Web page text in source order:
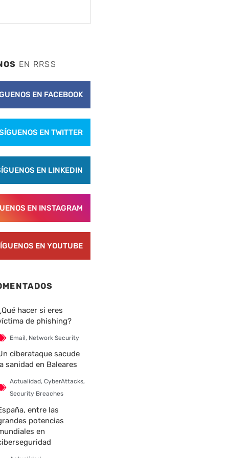
EN RRSS
EN FACEBOOK
EN TWITTER
EN LINKEDIN
EN INSTAGRAM
EN YOUTUBE
hacer si eres
de phishing?
Email, Network Security
ciberataque sacude
sanidad en Baleares
Actualidad, CyberAttacks,
Security Breaches
entre las
potencias
en